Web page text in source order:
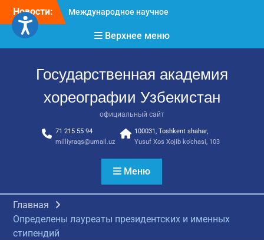
Перейти
содержимому
Новости:
Международное научное
Международное
признание и новые
хореографов!
Международное
признание и новые
достижения молодых
Верхнее меню
Государственная академия
хореографии Узбекистан
официальный сайт
71 215 55 94
milliyraqs@umail.uz
100031, Toshkent shahar,
Yusuf Xos Xojib ko‘chasi, 103
Меню
Главная
Определены лауреаты президентских и именных
стипендий